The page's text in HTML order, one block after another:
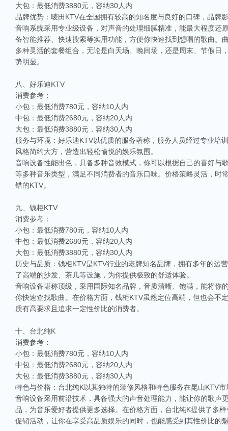
相关推荐
昆山ktv夜场哪里好玩-昆山八大便宜好玩的商务ktv会所排名
昆山天外天KTV以其优雅的环境和周到的服务著称。这里不仅拥有现代的音响设
响，给你带来无与伦比的视听享受。这里还提供多种酒水和小吃，确保你和朋友
昆山ktv哪个比较好-昆山八大比较好的ktv娱乐会所推荐
大包：最低消费3880元，容纳30人内
品牌优势：唛田KTV在全国拥有较高的知名度与良好的口碑，品牌
音响系统采用专业级设备，对声音的处理细腻精准，能最大程度
备智能推荐、快速搜索等实用功能，方便你快速找到想唱的歌曲
多种灵活的套餐组合，无论是白天场、晚间场，还是周末、节假
势明显。
八、好乐迪KTV
消费参考：
小包：最低消费780元，容纳10人内
中包：最低消费2680元，容纳20人内
大包：最低消费3880元，容纳30人内
服务与环境：好乐迪KTV以优质的服务著称，服务人员经过专业
风格简约大方，营造出轻松愉悦的娱乐氛围。
音响设备性能出色，具备多种音效模式，你可以根据自己的喜好
等多种音乐类型，满足不同消费者的音乐口味。价格策略灵活，
错的KTV。
九、钱柜KTV
消费参考：
小包：最低消费780元，容纳10人内
中包：最低消费2680元，容纳20人内
大包：最低消费3880元，容纳30人内
历史与品质：钱柜KTV是KTV行业的老牌知名品牌，拥有多年的运
了高端的沙发、茶几等设施，为你提供极致的舒适体验。
音响设备堪称顶级，采用国际知名品牌，音质清晰、饱满，能将
你快速查找歌曲。在价格方面，钱柜KTV虽然定位高端，但也会不
质有高要求且追求一定性价比的消费者。
十、台北纯K
消费参考：
小包：最低消费780元，容纳10人内
中包：最低消费2680元，容纳20人内
大包：最低消费3880元，容纳30人内
特色与价格：台北纯K以其独特的装修风格和特色服务在昆山KTV
音响设备采用前沿技术，具备强大的声音处理能力，能让你的歌
品，为音乐爱好者提供更多选择。在价格方面，台北纯K提供了多
促销活动，让你在享受高品质娱乐的同时，也能感受到其性价比的